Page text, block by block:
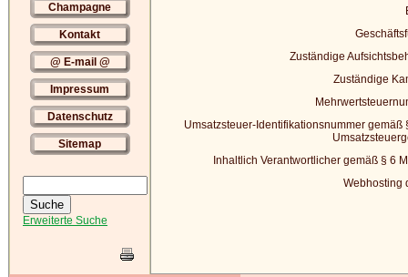
Champagne
Kontakt
@ E-mail @
Impressum
Datenschutz
Sitemap
Erweiterte Suche
Zuständige
Zuständige
Umsatzsteuer-Identifikationsnummer gemäß
Inhaltlich Verantwortlicher gemäß § 6
Webhosting